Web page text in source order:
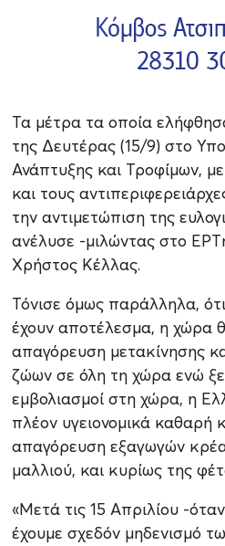
Τα μέτρα τα οποία
της Δευτέρας (15/9) στο
Ανάπτυξης και Τροφίμων,
και τους
την αντιμετώπιση της
ανέλυσε -μιλώντας στο
Χρήστος Κέλλας.
Τόνισε όμως παράλληλα,
έχουν αποτέλεσμα, η χώρα
απαγόρευση μετακίνησης
ζώων σε όλη τη χώρα ενώ
εμβολιασμοί στη χώρα, η
πλέον υγειονομικά καθαρή
απαγόρευση εξαγωγών
μαλλιού, και κυρίως της
«Μετά τις 15 Απριλίου -
έχουμε σχεδόν μηδενισμό